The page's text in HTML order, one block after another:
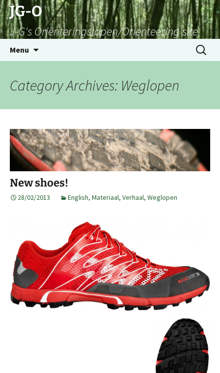
Skip
to
content
JG-O
J-G's Oriënteringslopen/Orienteering site
Menu
Search
for:
Category Archives: Weglopen
New shoes!
28/02/2013 English, Materiaal, Verhaal, Weglopen